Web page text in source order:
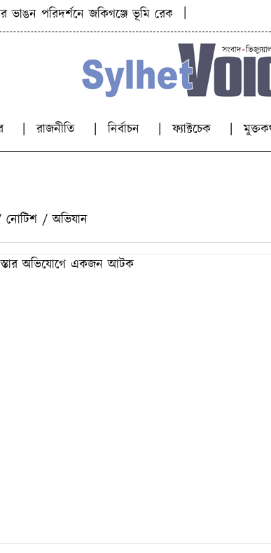
পরিদর্শনে জকিগঞ্জে ভূমি রেকর্ড অধিদপ্তরের মহাপরিচালক
|
রাজনীতি নির্বাচন ফ্যাক্টচেক
নোটিশ /অভিযান